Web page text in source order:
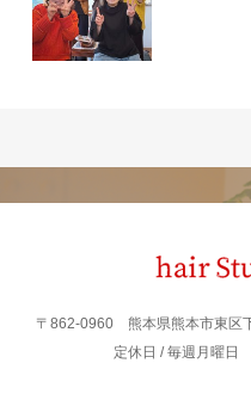
〒862‐0960 熊本県熊本市東
定休日 / 毎週月曜日